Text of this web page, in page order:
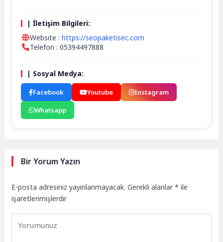
| İletişim Bilgileri:
Website :https://seopaketisec.com
Telefon : 05394497888
| Sosyal Medya:
Facebook Youtube
Instagram
Whatsapp
Bir Yorum Yazın
E-posta adresiniz yayınlanmayacak. Gerekli alanlar* ile
işaretlenmişlerdir